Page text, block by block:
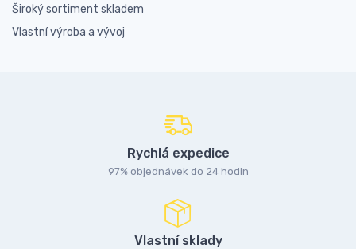
Široký sortiment skladem
Vlastní výroba a vývoj
Rychlá expedice
97% objednávek do 24 hodin
Vlastní sklady